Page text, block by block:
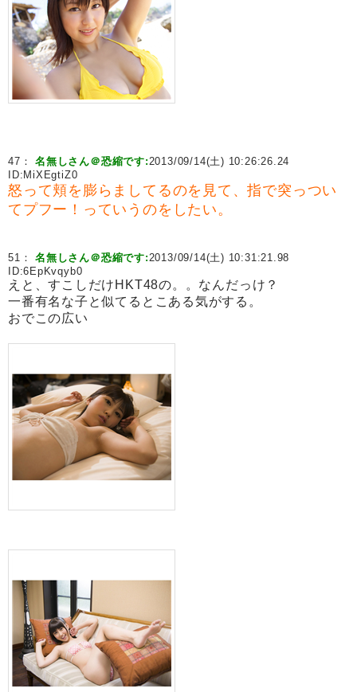
47：名無しさん＠恐縮です:2013/09/14(土) 10:26:26.24
ID: MiXEgtiZ0
怒って頬を膨らましてるのを見て、指で突っつい
てプフー！っていうのをしたい。
51：名無しさん＠恐縮です:2013/09/14(土) 10:31:21.98
ID:6EpKvqyb0
えと、すこしだけHKT48の。。なんだっけ？
一番有名な子と似てるとこある気がする。
おでこの広い